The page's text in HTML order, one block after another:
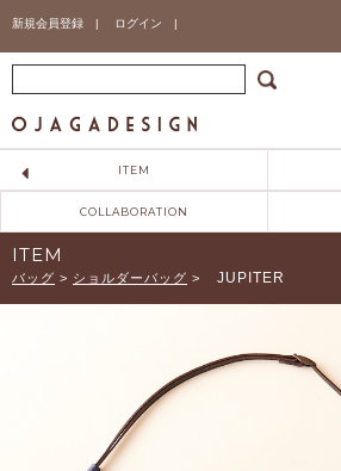
新規会員登録 | ログイン |
ITEM
COLLABORATION
ITEM
バッグ > ショルダーバッグ > JUPITER